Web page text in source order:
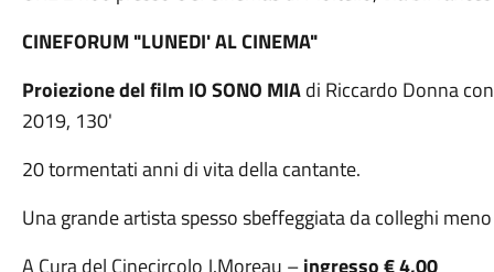
CINEFORUM "LUNEDI' AL CINEMA"
Proiezione del film IO SONO MIAdi Riccardo Donna
2019, 130'
20 tormentati anni di vita della cantante.
Una grande artista spesso sbeffeggiata da colleghi
A Cura del Cinecircolo J.Moreau –ingresso € 4,00